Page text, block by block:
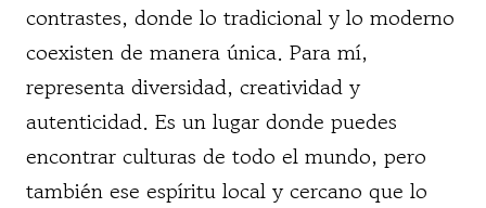
contrastes, donde lo tradicional y lo moderno
coexisten de manera única. Para mí,
representa diversidad, creatividad y
autenticidad. Es un lugar donde puedes
encontrar culturas de todo el mundo, pero
también ese espíritu local y cercano que lo